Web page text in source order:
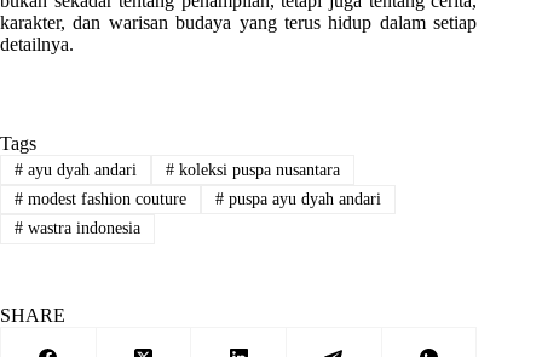
karakter, dan warisan budaya yang terus hidup dalam setiap
detailnya.
Tags
#ayu dyah andari #koleksi puspa nusantara
#modest fashion couture #puspa ayu dyah andari
#wastra indonesia
SHARE